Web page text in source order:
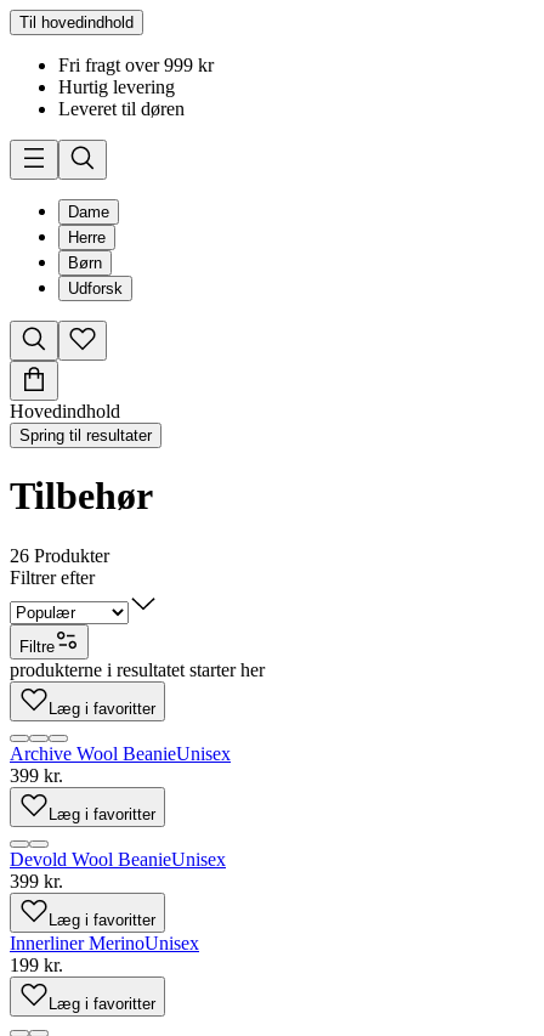
Til hovedindhold
Fri fragt over 999 kr
Hurtig levering
Leveret til døren
Dame
Herre
Børn
Udforsk
Hovedindhold
Spring til resultater
Tilbehør
26 Produkter
Filtrer efter
Filtre
produkterne i resultatet starter her
Læg i favoritter
Archive Wool BeanieUnisex
399 kr.
Læg i favoritter
Devold Wool BeanieUnisex
399 kr.
Læg i favoritter
Innerliner MerinoUnisex
199 kr.
Læg i favoritter